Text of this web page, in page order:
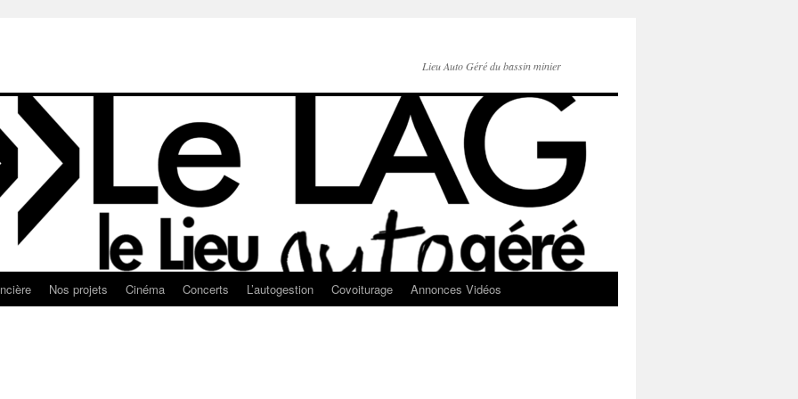
Lieu Auto Géré du bassin minier
Nos projets Cinéma Concerts L’autogestion Covoiturage Annonces Vidéos